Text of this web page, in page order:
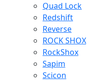
Quad Lock
Redshift
Reverse
ROCK SHOX
RockShox
Sapim
Scicon